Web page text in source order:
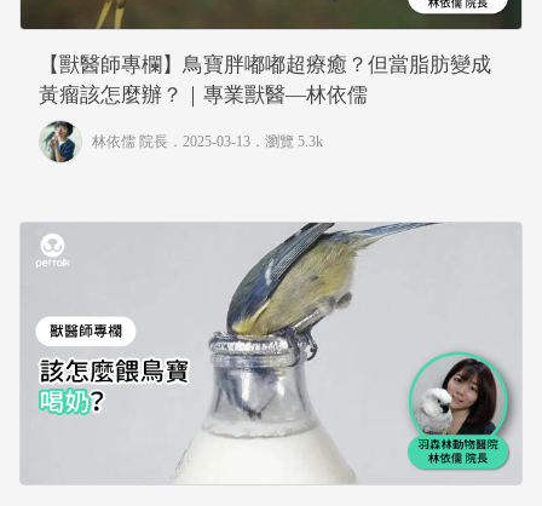
【獸醫師專欄】鳥寶胖嘟嘟超療癒？但當脂肪變成
黃瘤該怎麼辦？｜專業獸醫—林依儒
林依儒 院長 ．2025-03-13． 瀏覽 5.3k